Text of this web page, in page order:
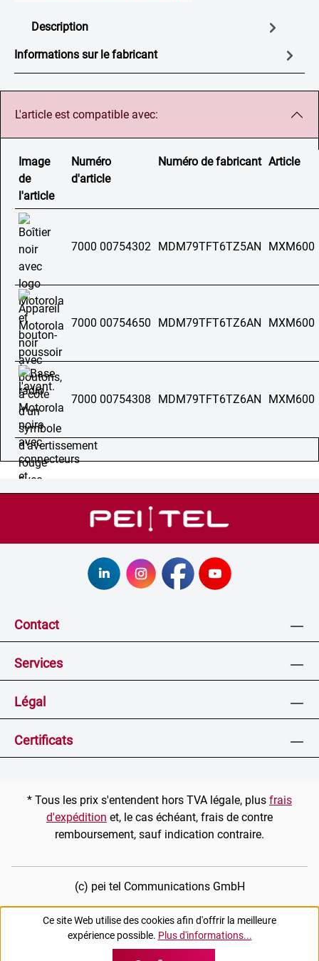
Description
Informations sur le fabricant
L'article est compatible avec:
Image
de
l'article
Numéro
d'article
Numéro de fabricant Article
7000 00754302 MDM79TFT6TZ5AN MXM600
7000 00754650 MDM79TFT6TZ6AN MXM600
7000 00754308 MDM79TFT6TZ6AN MXM600
Contact
Services
Légal
Certificats
* Tous les prix s'entendent hors TVA légale, plus frais
d'expédition et, le cas échéant, frais de contre
remboursement, sauf indication contraire.
(c) pei tel Communications GmbH
Ce site Web utilise des cookies afin d'offrir la meilleure
expérience possible. Plus d'informations...